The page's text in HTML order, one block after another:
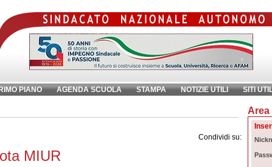
PIANO AGENDA SCUOLA STAMPA NOTIZIE UTILI SITI
Condividi su:
MIUR
Area